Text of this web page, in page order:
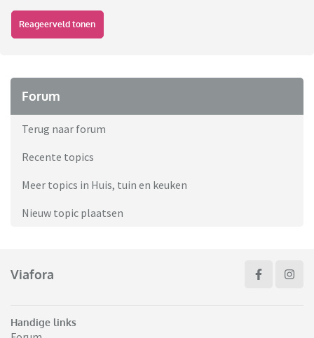
Reageerveld tonen
Forum
Terug naar forum
Recente topics
Meer topics in Huis, tuin en keuken
Nieuw topic plaatsen
Viafora
Handige links